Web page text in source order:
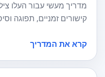
מדריך מעשי עבור העלו
קישורים זמניים, תפוגה
קרא את המדריך